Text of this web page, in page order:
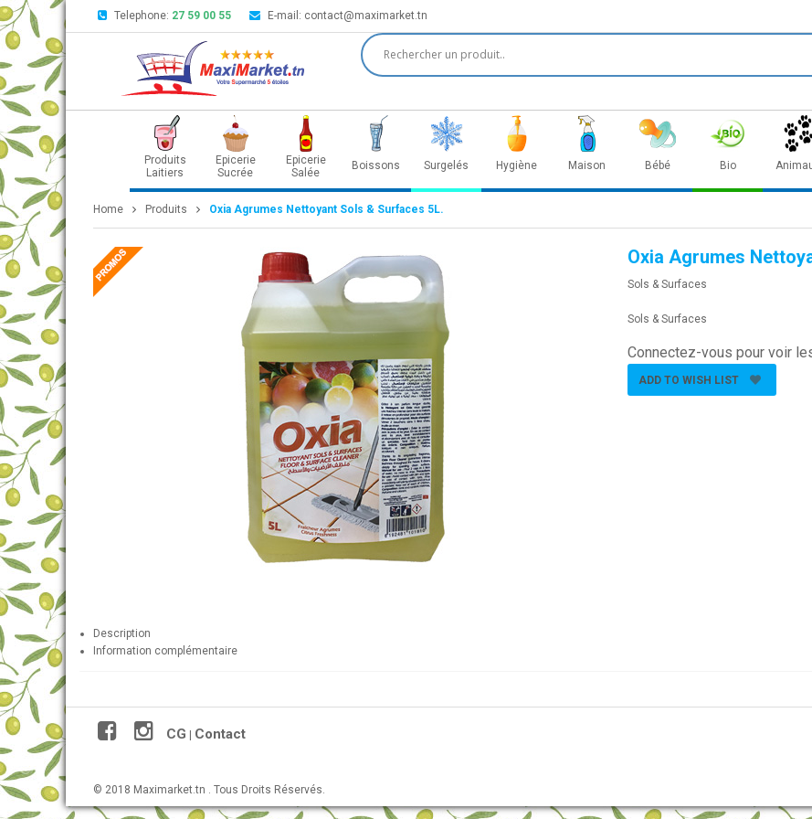
Telephone: 27 59 00 55 E-mail: contact@maximarket.tn
Produits
Laitiers
Epicerie
Sucrée
Epicerie
Salée
Boissons Surgelés Hygiène Maison Bébé Bio
Home Produits Oxia Agrumes Nettoyant Sols & Surfaces 5L.
Oxia Agrumes
Sols & Surfaces
Sols & Surfaces
Connectez-vous pour voir
ADD TO WISH LIST
Description
Information complémentaire
CG Contact
© 2018 Maximarket.tn . Tous Droits Réservés.